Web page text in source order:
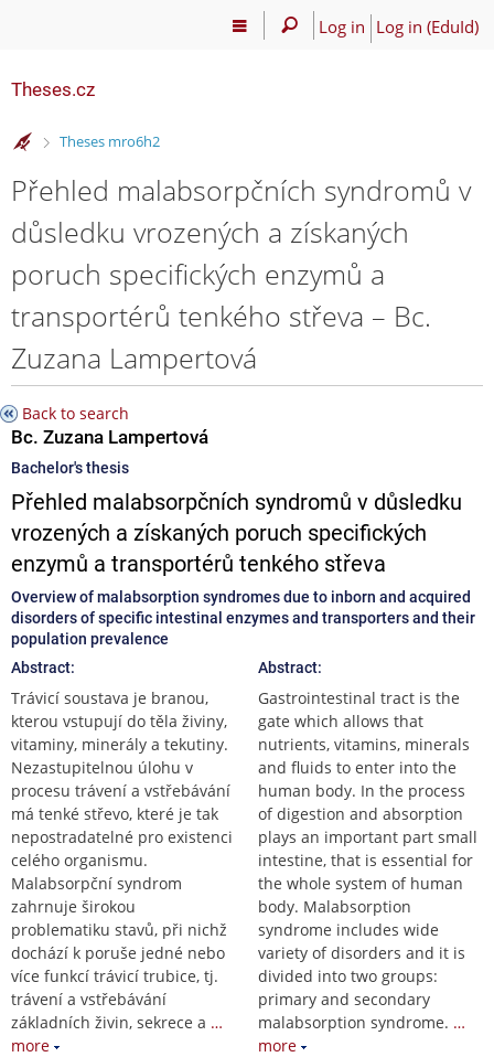
Log in Log in (EduId)
Theses.cz
>
Theses mro6h2
Přehled malabsorpčních syndromů v
důsledku vrozených a získaných
poruch specifických enzymů a
transportérů tenkého střeva – Bc.
Zuzana Lampertová
Back to search
Bc. Zuzana Lampertová
Bachelor's thesis
Přehled malabsorpčních syndromů v důsledku
vrozených a získaných poruch specifických
enzymů a transportérů tenkého střeva
Overview of malabsorption syndromes due to inborn and acquired
disorders of specific intestinal enzymes and transporters and their
population prevalence
Abstract:
Trávicí soustava je branou,
kterou vstupují do těla živiny,
vitaminy, minerály a tekutiny.
Nezastupitelnou úlohu v
procesu trávení a vstřebávání
má tenké střevo, které je tak
nepostradatelné pro existenci
celého organismu.
Malabsorpční syndrom
zahrnuje širokou
problematiku stavů, při nichž
dochází k poruše jedné nebo
více funkcí trávicí trubice, tj.
trávení a vstřebávání
základních živin, sekrece a …
more
Abstract:
Gastrointestinal tract is the
gate which allows that
nutrients, vitamins, minerals
and fluids to enter into the
human body. In the process
of digestion and absorption
plays an important part small
intestine, that is essential for
the whole system of human
body. Malabsorption
syndrome includes wide
variety of disorders and it is
divided into two groups:
primary and secondary
malabsorption syndrome. …
more